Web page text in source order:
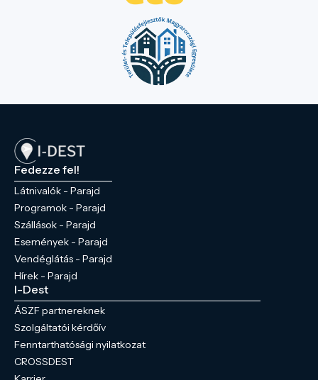
Fedezze fel!
Látnivalók - Parajd
Programok - Parajd
Szállások - Parajd
Események - Parajd
Vendéglátás - Parajd
Hírek - Parajd
I-Dest
ÁSZF partnereknek
Szolgáltatói kérdőív
Fenntarthatósági nyilatkozat
CROSSDEST